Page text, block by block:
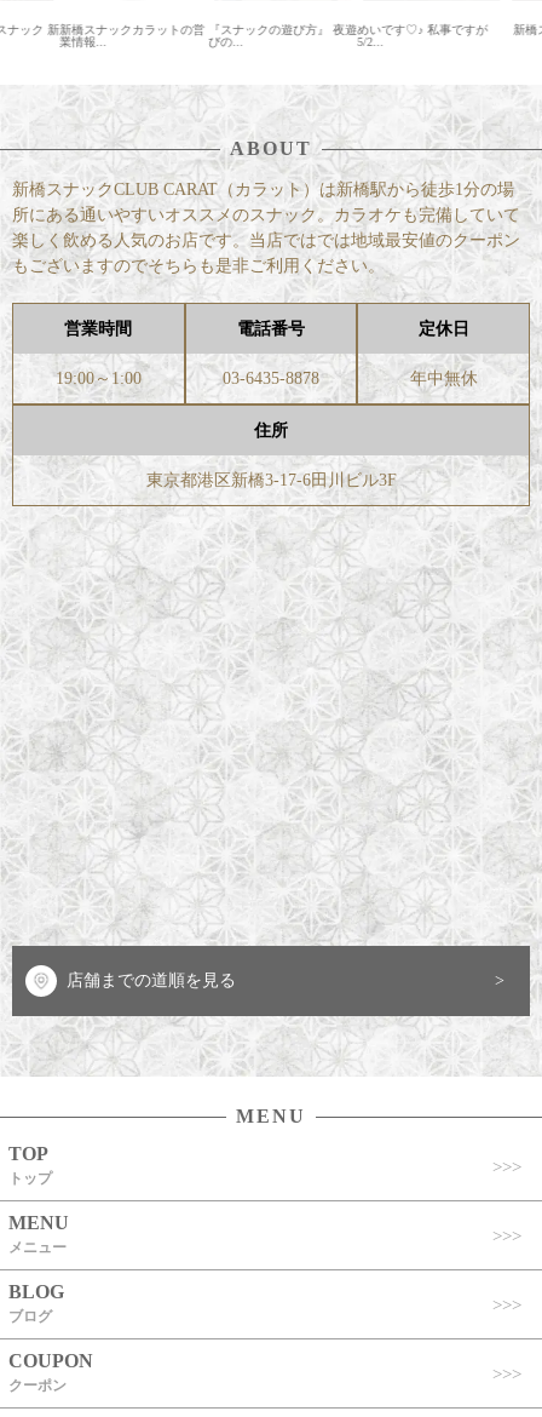
ック 新 新橋スナックカラットの営
業情報...
『スナックの遊び方』 夜遊
びの...
めいです♡♪ 私事ですが
5/2...
新橋ス
ABOUT
新橋スナックCLUB CARAT（カラット）は新橋駅から徒歩1分の場
所にある通いやすいオススメのスナック。カラオケも完備していて
楽しく飲める人気のお店です。当店ではでは地域最安値のクーポン
もございますのでそちらも是非ご利用ください。
営業時間
19:00～1:00
電話番号
03-6435-8878
定休日
年中無休
住所
東京都港区新橋3-17-6田川ビル3F
店舗までの道順を見る
MENU
TOP
トップ
MENU
メニュー
BLOG
ブログ
COUPON
クーポン